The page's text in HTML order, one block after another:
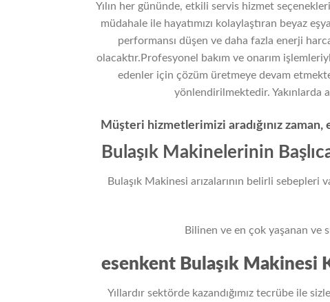
Yılın her gününde, etkili servis hizmet
müdahale ile hayatımızı kolaylaştıran beyaz
performansı düşen ve daha fazla enerji
olacaktır.Profesyonel bakım ve onarım
edenler için çözüm üretmeye devam
yönlendirilmektedir. Yakınlarda
Müşteri hizmetlerimizi aradığınız
Bulaşık Makinelerinin
Bulaşık Makinesi arızalarının belirli sebepleri
Bilinen ve en çok yaşanan ve
esenkent Bulaşık Makinesi
Yıllardır sektörde kazandığımız tecrübe ile